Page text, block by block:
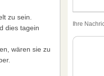
zu sein.
dies tagein
wären sie zu
Ihre